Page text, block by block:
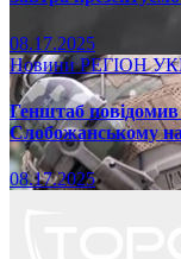
08.17.2025
НовиниРЕГІОН
Генштаб
Слобожанському
08.17.2025